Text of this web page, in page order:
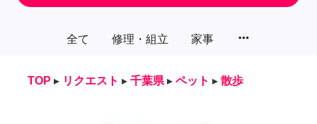
全て 修理・組立 家事 more_horiz
TOP ▸ リクエスト ▸ 千葉県 ▸ ペット ▸ 散歩